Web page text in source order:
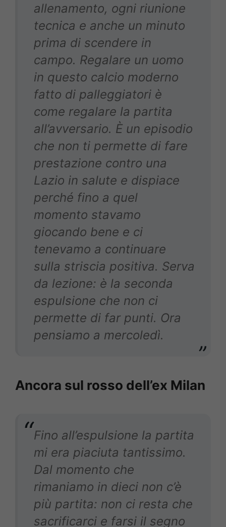
allenamento, ogni riunione
tecnica e anche un minuto
prima di scendere in
campo. Regalare un uomo
in questo calcio moderno
fatto di palleggiatori è
come regalare la partita
all’avversario. È un episodio
che non ti permette di fare
prestazione contro una
Lazio in salute e dispiace
perché fino a quel
momento stavamo
giocando bene e ci
tenevamo a continuare
sulla striscia positiva. Serva
da lezione: è la seconda
espulsione che non ci
permette di far punti. Ora
pensiamo a mercoledì.
Ancora sul rosso dell’ex Milan
Fino all’espulsione la partita
mi era piaciuta tantissimo.
Dal momento che
rimaniamo in dieci non c’è
più partita: non ci resta che
sacrificarci e farsi il segno